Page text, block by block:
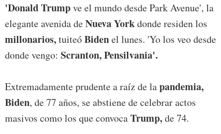
'Donald Trumpve el mundo desde Park Avenue', la
elegante avenida deNueva Yorkdonde residen los
millonarios,tuiteóBidenel lunes. 'Yo los veo desde
donde vengo: Scranton, Pensilvania'.
Extremadamente prudente a raíz de lapandemia,
Biden, de 77 años, se abstiene de celebrar actos
masivos como los que convocaTrump,de 74.